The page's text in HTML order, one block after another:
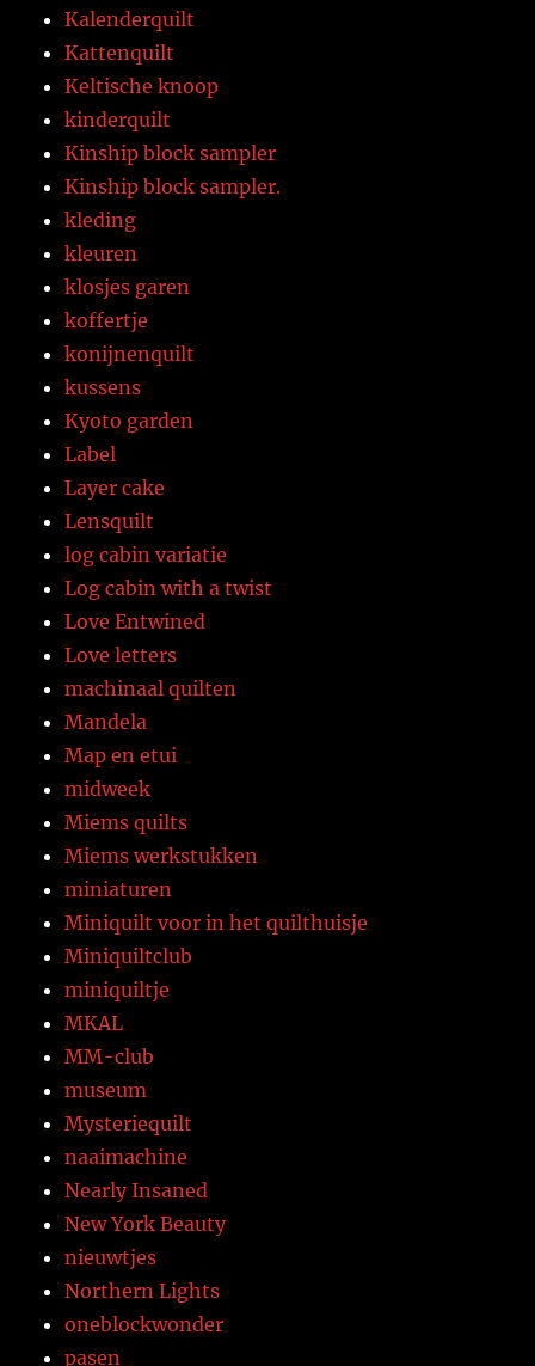
Kalenderquilt
Kattenquilt
Keltische knoop
kinderquilt
Kinship block sampler
Kinship block sampler.
kleding
kleuren
klosjes garen
koffertje
konijnenquilt
kussens
Kyoto garden
Label
Layer cake
Lensquilt
log cabin variatie
Log cabin with a twist
Love Entwined
Love letters
machinaal quilten
Mandela
Map en etui
midweek
Miems quilts
Miems werkstukken
miniaturen
Miniquilt voor in het quilthuisje
Miniquiltclub
miniquiltje
MKAL
MM-club
museum
Mysteriequilt
naaimachine
Nearly Insaned
New York Beauty
nieuwtjes
Northern Lights
oneblockwonder
pasen